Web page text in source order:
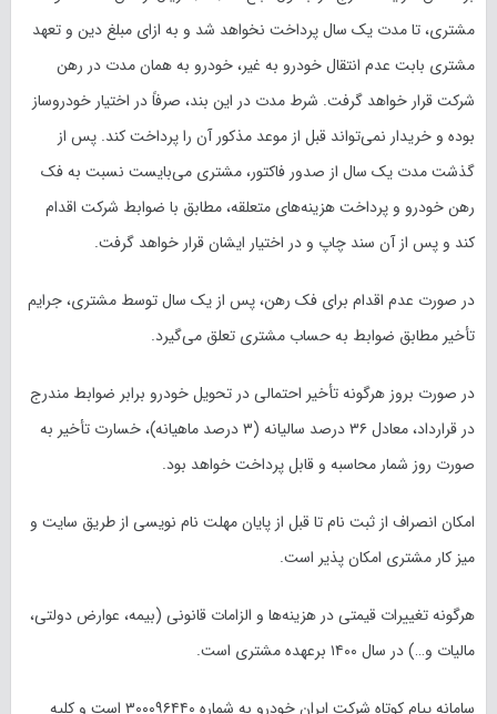
مشتری، تا مدت یک سال پرداخت نخواهد شد و به ازای مبلغ دین و تعهد
مشتری بابت عدم انتقال خودرو به غیر، خودرو به همان مدت در رهن
شرکت قرار خواهد گرفت. شرط مدت در این بند، صرفاً در اختیار خودروساز
بوده و خریدار نمی‌تواند قبل از موعد مذکور آن را پرداخت کند. پس از
گذشت مدت یک سال از صدور فاکتور، مشتری می‌بایست نسبت به فک
رهن خودرو و پرداخت هزینه‌های متعلقه، مطابق با ضوابط شرکت اقدام
کند و پس از آن سند چاپ و در اختیار ایشان قرار خواهد گرفت.
در صورت عدم اقدام برای فک رهن، پس از یک سال توسط مشتری، جرایم
تأخیر مطابق ضوابط به حساب مشتری تعلق می‌گیرد.
در صورت بروز هرگونه تأخیر احتمالی در تحویل خودرو برابر ضوابط مندرج
در قرارداد، معادل ۳۶ درصد سالیانه (۳ درصد ماهیانه)، خسارت تأخیر به
صورت روز شمار محاسبه و قابل پرداخت خواهد بود.
امکان انصراف از ثبت نام تا قبل از پایان مهلت نام نویسی از طریق سایت و
میز کار مشتری امکان پذیر است.
هرگونه تغییرات قیمتی در هزینه‌ها و الزامات قانونی (بیمه، عوارض دولتی،
مالیات و…) در سال ۱۴۰۰ برعهده مشتری است.
سامانه پیام کوتاه شرکت ایران خودرو به شماره ۳۰۰۰۹۶۴۴۰ است و کلیه